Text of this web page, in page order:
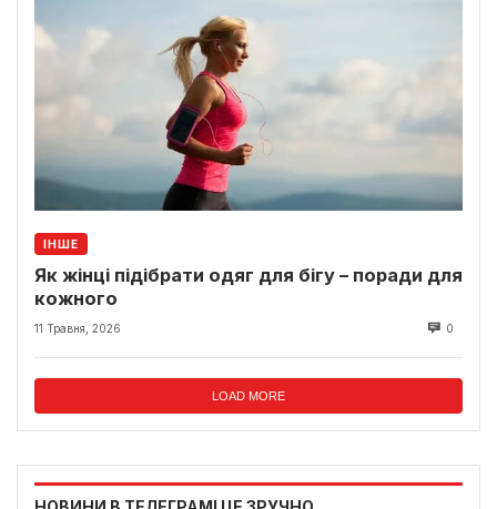
ІНШЕ
Як жінці підібрати одяг для бігу – поради для
кожного
11 Травня, 2026 0
LOAD MORE